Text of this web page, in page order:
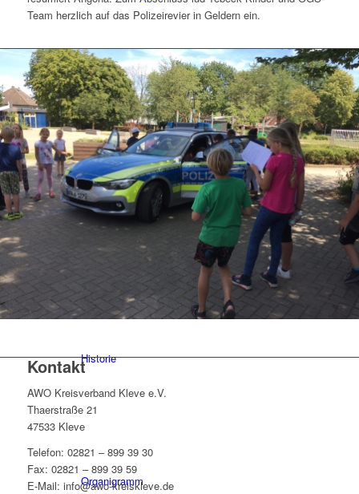
Schutzkonzept
Kreisgeschäftsstelle
Historie
Organigramm
Team herzlich auf das Polizeirevier in Geldern ein.
Kontakt
AWO Kreisverband Kleve e.V.
Thaerstraße 21
47533 Kleve
Telefon: 02821 – 899 39 30
Fax: 02821 – 899 39 59
E-Mail: info@awo-kreiskleve.de